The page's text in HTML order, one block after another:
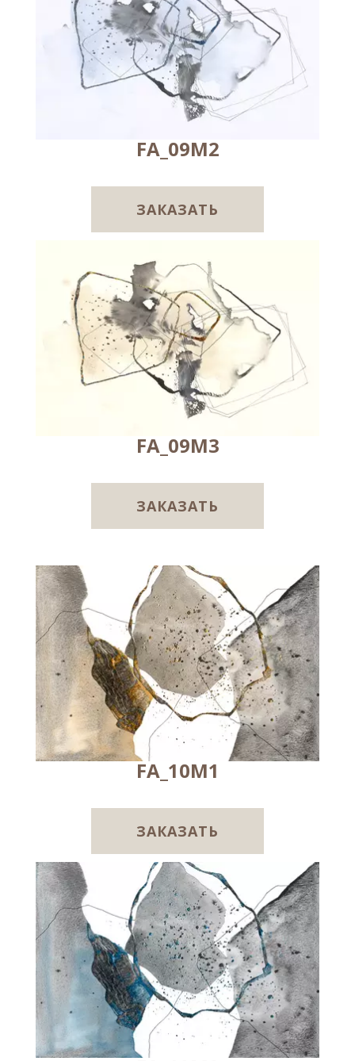
FA_09M2
ЗАКАЗАТЬ
FA_09M3
ЗАКАЗАТЬ
FA_10M1
ЗАКАЗАТЬ